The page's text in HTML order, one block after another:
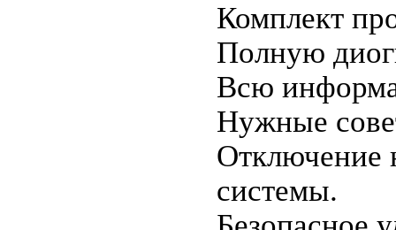
Комплект
Полную
Всю
Нужные
Отключение
системы.